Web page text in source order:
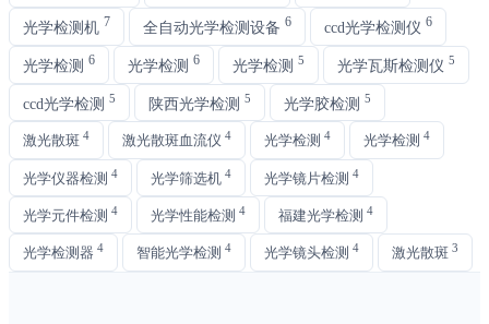
光学检测机 7 全自动光学检测设备 6 ccd光学检测仪 6
光学检测 6 光学检测 6 光学检测 5 光学瓦斯检测仪 5
ccd光学检测 5 陕西光学检测 5 光学胶检测 5
激光散斑 4 激光散斑血流仪 4 光学检测 4 光学检测 4
光学仪器检测 4 光学筛选机 4 光学镜片检测 4
光学元件检测 4 光学性能检测 4 福建光学检测 4
光学检测器 4 智能光学检测 4 光学镜头检测 4 激光散斑 3